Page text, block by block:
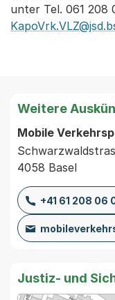
unter Tel. 061 208
Weitere
Mobile
4058 Basel
+41 61 208 06
Justiz- und